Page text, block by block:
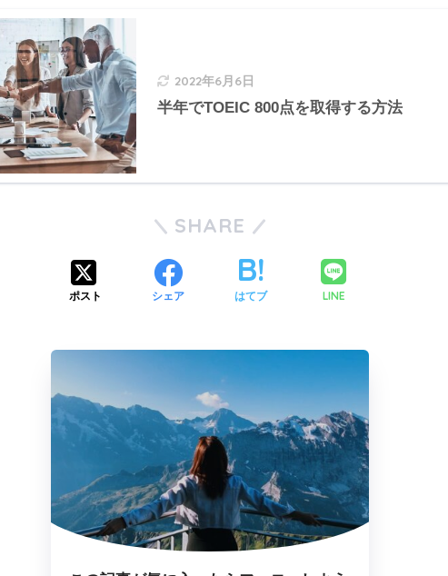
2022年6月6日
半年でTOEIC 800点を取得する方法
SHARE
ポスト シェア はてブ LINE